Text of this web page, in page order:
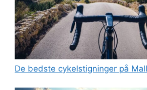
De bedste cykelstigninger på